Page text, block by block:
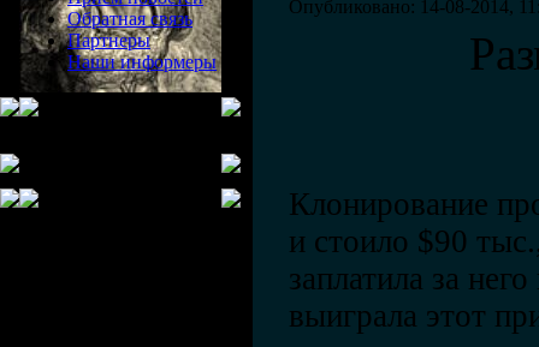
Обратная связь
Партнеры
Наши информеры
Опубликовано: 14-08-2014,
Клонирование
и стоило $90
заплатила за
выиграла этот